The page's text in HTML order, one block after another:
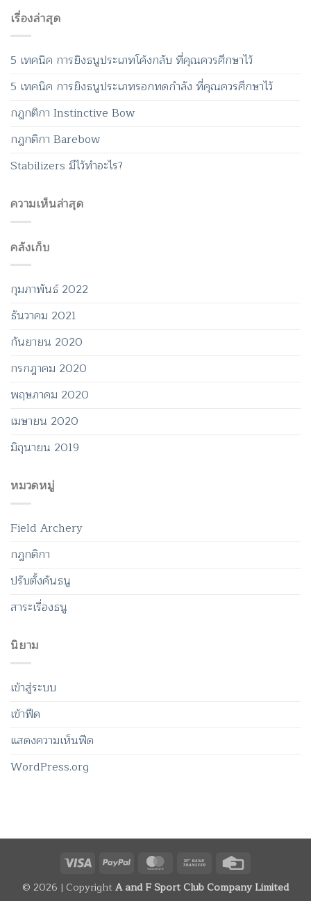
เรื่องล่าสุด
5 เทคนิค การยิงธนูประเภทโค้งกลับ ที่คุณควรศึกษาไว้
5 เทคนิค การยิงธนูประเภทรอกทดกำลัง ที่คุณควรศึกษาไว้
กฎกติกา Instinctive Bow
กฎกติกา Barebow
Stabilizers มีไว้ทำอะไร?
ความเห็นล่าสุด
คลังเก็บ
กุมภาพันธ์ 2022
ธันวาคม 2021
กันยายน 2020
กรกฎาคม 2020
พฤษภาคม 2020
เมษายน 2020
มิถุนายน 2019
หมวดหมู่
Field Archery
กฎกติกา
ปรับตั้งคันธนู
สาระเรื่องธนู
นิยาม
เข้าสู่ระบบ
เข้าฟีด
แสดงความเห็นฟีด
WordPress.org
Visa PayPal MasterCardBank
© 2026 | CopyrightA and F Sport Club Company Limited